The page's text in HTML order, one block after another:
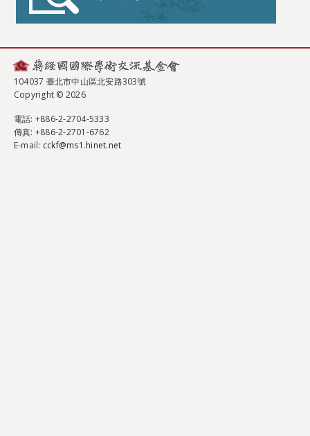
104037 臺北市中山區北安路303號
Copyright © 2026
電話: +886-2-2704-5333
傳真: +886-2-2701-6762
E-mail: cckf@ms1.hinet.net